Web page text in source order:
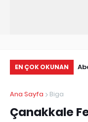
EN ÇOK OKUNAN
mantarı , Ayı
Ana Sayfa Biga
Çanakkale